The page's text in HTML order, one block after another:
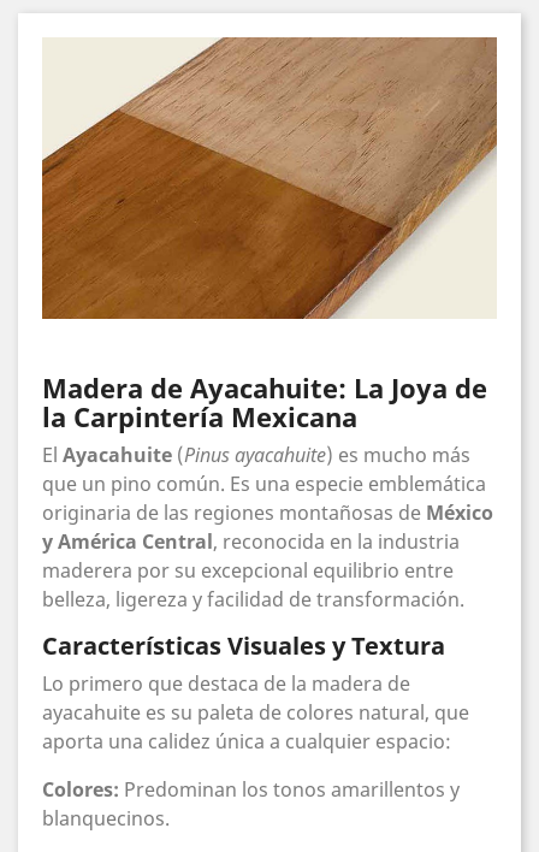
Madera de Ayacahuite: La Joya de
la Carpintería Mexicana
El Ayacahuite (Pinus ayacahuite) es mucho más
que un pino común. Es una especie emblemática
originaria de las regiones montañosas de México
y América Central, reconocida en la industria
maderera por su excepcional equilibrio entre
belleza, ligereza y facilidad de transformación.
Características Visuales y Textura
Lo primero que destaca de la madera de
ayacahuite es su paleta de colores natural, que
aporta una calidez única a cualquier espacio:
Colores: Predominan los tonos amarillentos y
blanquecinos.